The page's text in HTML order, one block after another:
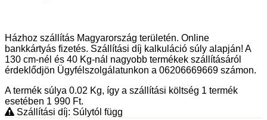
Házhoz szállítás Magyarország területén. Online
bankkártyás fizetés. Szállítási díj kalkuláció súly alapján! A
130 cm-nél és 40 Kg-nál nagyobb termékek szállításáról
érdeklődjön Ügyfélszolgálatunkon a 06206669669 számon.
A termék súlya 0.02 Kg, így a szállítási költség 1 termék
esetében 1 990 Ft.
Szállítási díj: Súlytól függ